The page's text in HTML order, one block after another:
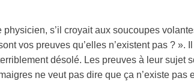
s’il croyait aux soucoupes
vos preuves qu’elles n’existent pas ? ».
désolé. Les preuves à leur sujet
ne veut pas dire que ça n’existe pas